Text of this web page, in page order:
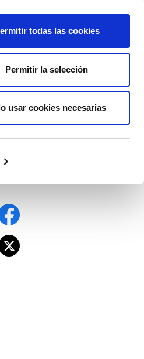
todas las cookies
Permitir la selección
usar cookies necesarias
AFÍLIATE